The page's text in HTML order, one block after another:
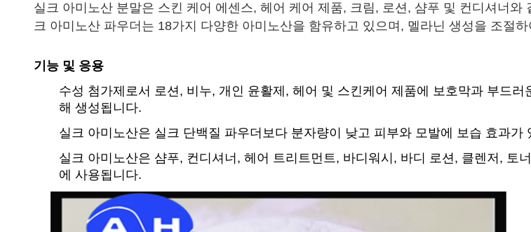
실크 아미노산 분말은 스킨 케어 에센스, 헤어 케어 제품, 크림, 로션, 샴푸 및 컨디셔너
크 아미노산 파우더는 18가지 다양한 아미노산을 함유하고 있으며, 멜라닌 생성을 조절
기능 및 응용
수성 첨가제로서 로션, 비누, 개인 윤활제, 헤어 및 스킨케어 제품에 보호막과 부드
해 생성됩니다.
실크 아미노산은 실크 단백질 파우더보다 분자량이 낮고 피부와 모발에 보습 효과가
실크 아미노산은 샴푸, 컨디셔너, 헤어 트리트먼트, 바디워시, 바디 로션, 클렌저, 토
에 사용됩니다.